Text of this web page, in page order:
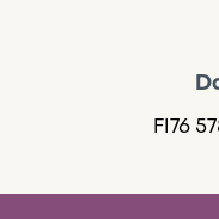
FI76